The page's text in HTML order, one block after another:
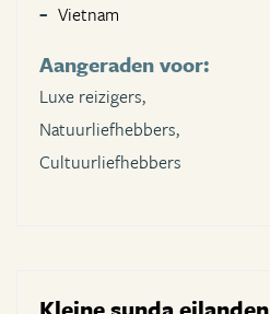
Vietnam
Aangeraden voor:
Luxe reizigers,
Natuurliefhebbers,
Cultuurliefhebbers